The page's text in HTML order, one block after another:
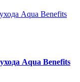
Aqua Benefits